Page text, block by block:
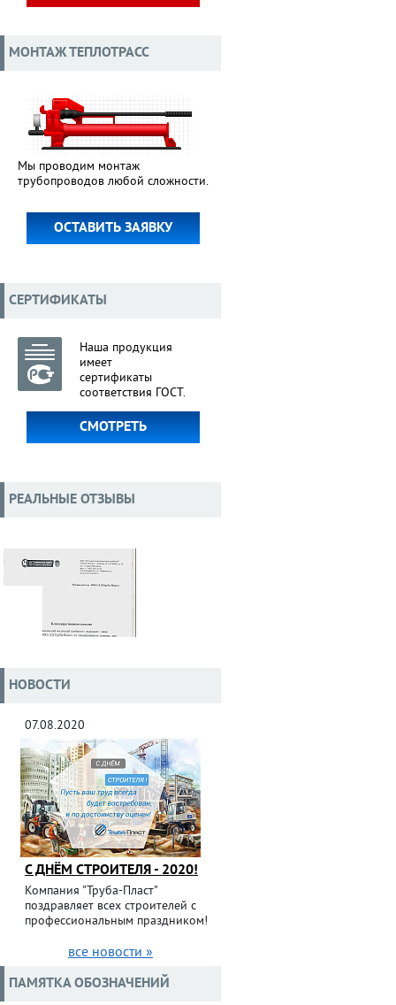
МОНТАЖ ТЕПЛОТРАСС
Мы проводим монтаж
трубопроводов любой сложности.
ОСТАВИТЬ ЗАЯВКУ
СЕРТИФИКАТЫ
Наша продукция
имеет
сертификаты
соответствия ГОСТ.
СМОТРЕТЬ
РЕАЛЬНЫЕ ОТЗЫВЫ
НОВОСТИ
07.08.2020
С ДНЁМ СТРОИТЕЛЯ - 2020!
Компания "Труба-Пласт"
поздравляет всех строителей с
профессиональным праздником!
все новости »
ПАМЯТКА ОБОЗНАЧЕНИЙ